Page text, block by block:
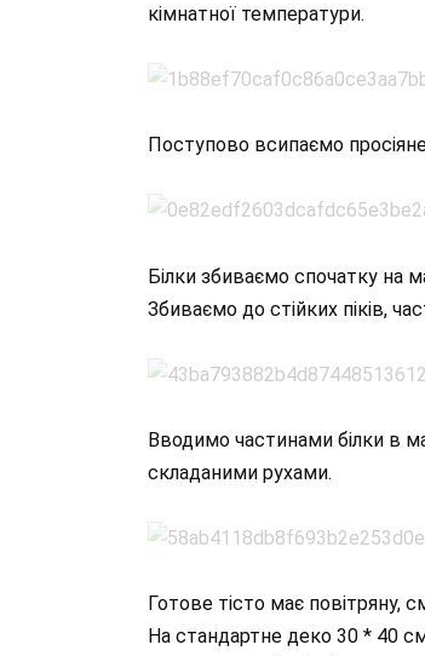
кімнатної температури.
Поступово всипаємо
Білки збиваємо спочатку на
Збиваємо до стійких піків,
Вводимо частинами білки в
складаними рухами.
Готове тісто має повітряну,
На стандартне деко 30 * 40